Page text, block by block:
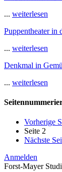
... weiterlesen
Puppentheater in
... weiterlesen
Denkmal in
... weiterlesen
Vorherige
Seite 2
Nächste
Anmelden
Forst-Mayer